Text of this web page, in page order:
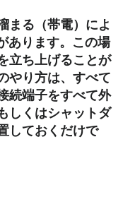
まる（帯電）によ
あります。この場
立ち上げることが
やり方は、すべて
続端子をすべて外
しくはシャットダ
しておくだけで